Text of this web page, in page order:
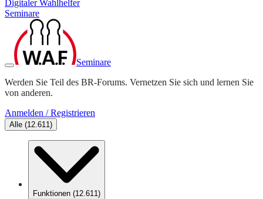
Digitaler Wahlhelfer
Seminare
Seminare
Werden Sie Teil des BR-Forums. Vernetzen Sie sich und lernen Sie
von anderen.
Anmelden / Registrieren
Alle (12.611)
Funktionen (12.611)